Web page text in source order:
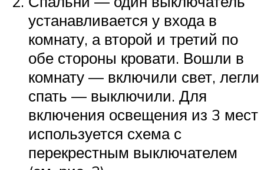
устанавливается у входа в
комнату, а второй и третий по
обе стороны кровати. Вошли в
комнату — включили свет, легли
спать — выключили. Для
включения освещения из 3 мест
используется схема с
перекрестным выключателем